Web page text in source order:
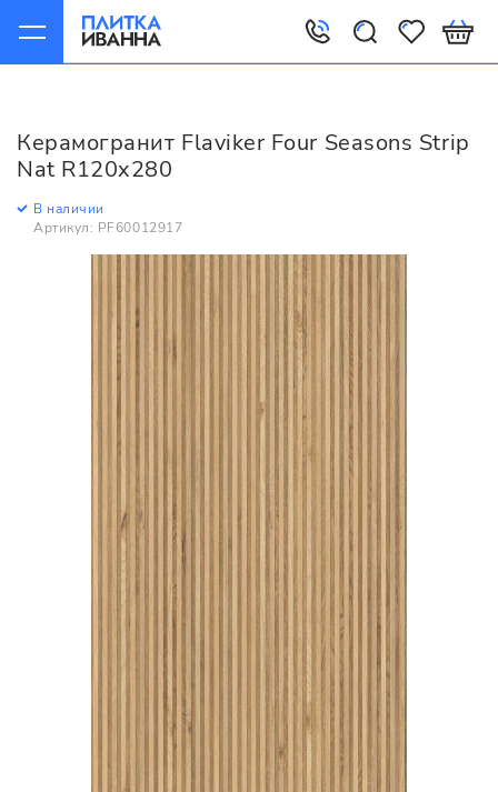
Керамогранит Flaviker Four Seasons Strip
Nat R120x280
В наличии
Артикул: PF60012917